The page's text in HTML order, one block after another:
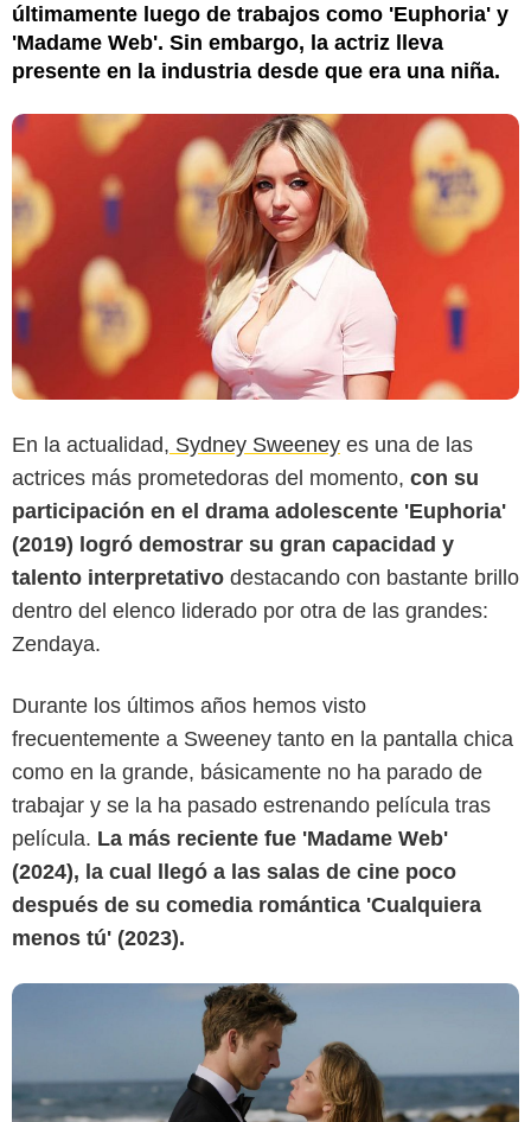
últimamente luego de trabajos como 'Euphoria' y
'Madame Web'. Sin embargo, la actriz lleva
presente en la industria desde que era una niña.
En la actualidad, Sydney Sweeney es una de las
actrices más prometedoras del momento, con su
participación en el drama adolescente 'Euphoria'
(2019) logró demostrar su gran capacidad y
talento interpretativo destacando con bastante brillo
dentro del elenco liderado por otra de las grandes:
Zendaya.
Durante los últimos años hemos visto
frecuentemente a Sweeney tanto en la pantalla chica
como en la grande, básicamente no ha parado de
trabajar y se la ha pasado estrenando película tras
película. La más reciente fue 'Madame Web'
(2024), la cual llegó a las salas de cine poco
después de su comedia romántica 'Cualquiera
menos tú' (2023).
CTMG